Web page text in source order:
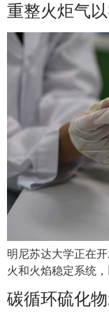
重整火炬气
明尼苏达大学正在
火和火焰稳定系统
碳循环硫化